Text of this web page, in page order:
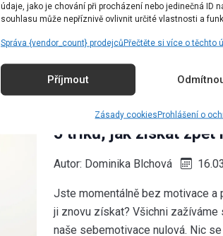
údaje, jako je chování při procházení nebo jedinečná ID
souhlasu může nepříznivě ovlivnit určité vlastnosti a
Správa {vendor_count} prodejcůPřečtěte si více o těchto
Příjmout
Zásady cookiesProhlášení o
Leštit kůži banánovými slupkami,
„hacky“ vnesou do vašeho života
udržitelnosti. Rychle a snadno. Už
LIFESTYLE
5 triků, jak získat zpět
Autor: Dominika Blchová
Jste momentálně bez motivace a
ji znovu získat? Všichni zažíváme
naše sebemotivace nulová. Nic se